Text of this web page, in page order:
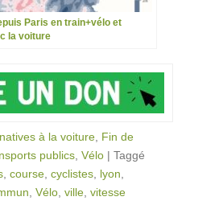
Paris en train+vélo et
la voiture
à la voiture, Fin de
publics, Vélo | Taggé
, course, cyclistes, lyon,
, Vélo, ville, vitesse